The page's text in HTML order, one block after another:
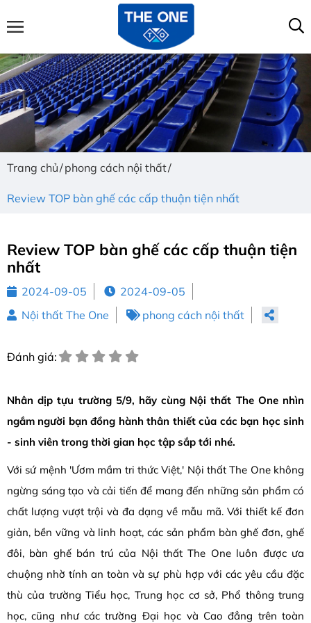
Trang chủ phong cách nội thất
Review TOP bàn ghế các cấp thuận tiện nhất
Review TOP bàn ghế các cấp thuận tiện
nhất
2024-09-05
2024-09-05
Nội thất The One
phong cách nội thất
Đánh giá:
Nhân dịp tựu trường 5/9, hãy cùng Nội thất The One nhìn
ngắm người bạn đồng hành thân thiết của các bạn học sinh
- sinh viên trong thời gian học tập sắp tới nhé.
Với sứ mệnh 'Ươm mầm tri thức Việt,' Nội thất The One không
ngừng sáng tạo và cải tiến để mang đến những sản phẩm có
chất lượng vượt trội và đa dạng về mẫu mã. Với thiết kế đơn
giản, bền vững và linh hoạt, các sản phẩm bàn ghế đơn, ghế
đôi, bàn ghế bán trú của Nội thất The One luôn được ưa
chuộng nhờ tính an toàn và sự phù hợp với các yêu cầu đặc
thù của trường Tiểu học, Trung học cơ sở, Phổ thông trung
học, cũng như các trường Đại học và Cao đẳng trên toàn